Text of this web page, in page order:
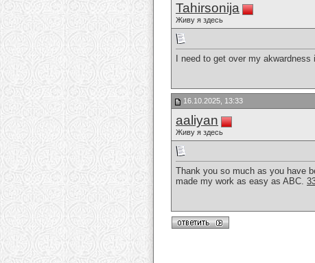
Tahirsonija
Живу я здесь
I need to get over my
16.10.2025, 13:33
aaliyan
Живу я здесь
Thank you so much as you have
made my work as easy as ABC.